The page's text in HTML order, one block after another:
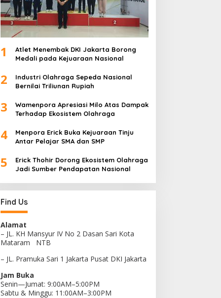
1
Atlet Menembak DKI Jakarta Borong
Medali pada Kejuaraan Nasional
2
Industri Olahraga Sepeda Nasional
Bernilai Triliunan Rupiah
3
Wamenpora Apresiasi Milo Atas Dampak
Terhadap Ekosistem Olahraga
4
Menpora Erick Buka Kejuaraan Tinju
Antar Pelajar SMA dan SMP
5
Erick Thohir Dorong Ekosistem Olahraga
Jadi Sumber Pendapatan Nasional
Find Us
Alamat
– JL. KH Mansyur IV No 2 Dasan Sari Kota
Mataram NTB
– JL. Pramuka Sari 1 Jakarta Pusat DKI Jakarta
Jam Buka
Senin—Jumat: 9:00AM–5:00PM
Sabtu & Minggu: 11:00AM–3:00PM